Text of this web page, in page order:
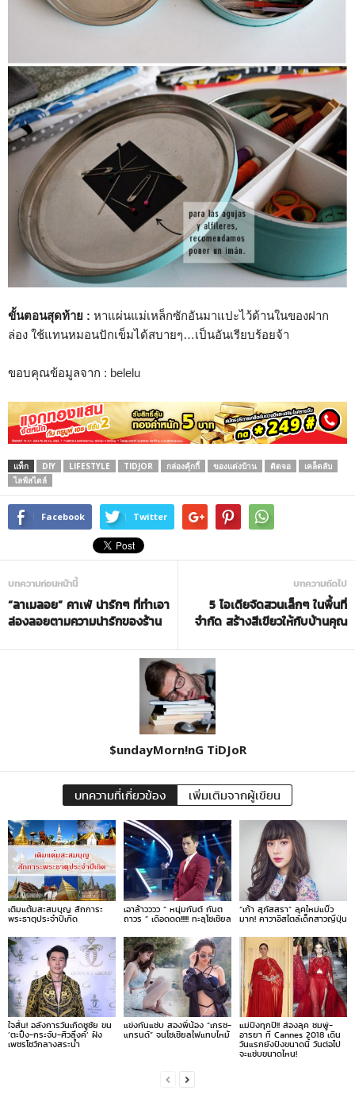
ขั้นตอนสุดท้าย : หาแผ่นแม่เหล็กซักอันมาแปะไว้ด้านในของฝาก
ล่อง ใช้แทนหมอนปักเข็มได้สบายๆ…เป็นอันเรียบร้อยจ้า
ขอบคุณข้อมูลจาก : belelu
แท็ก DIY LIFESTYLE TIDJOR กล่องคุ้กกี้ ของแต่งบ้าน ติดจอ
เคล็ดลับ
ไลฟ์สไตล์
Facebook Twitter
บทความก่อนหน้านี้
“ลาเมลอย” คาเฟ่ น่ารักๆ ที่ทำเอา
ล่องลอยตามความน่ารักของร้าน
บทความถัดไป
5 ไอเดียจัดสวนเล็กๆ ในพื้นที่
จำกัด สร้างสีเขียวให้กับบ้านคุณ
$undayMorn!nG TiDJoR
บทความที่เกี่ยวข้อง เพิ่มเติมจากผู้เขียน
เติมแต้มสะสมบุญ สักการะ
พระธาตุประจำปีเกิด
เอาล้าวววว ” หนุ่มกันต์ กันต
ถาวร ” เดือดดด!!!!! ทะลุโซเชียล
“เก้า สุภัสสรา” ลุคใหม่แบ๊ว
มาก! คาวาอิสไตล์เด็กสาวญี่ปุ่น
ใจสั่น! อลังการวันเกิดชูชัย ขน
‘ตะปิ้ง-กระจับ-ศิวลึงค์’ ฝัง
เพชรโชว์กลางสระน้ำ
แข่งกันแซ่บ สองพี่น้อง “เกรซ-
แกรนด์” จนโซเชียลไฟแทบไหม้
แม่ปังทุกปี!! ส่องลุค ชมพู่-
อารยา ที่ Cannes 2018 เดิน
วันแรกยังปังขนาดนี้ วันต่อไป
จะแซ่บขนาดไหน!